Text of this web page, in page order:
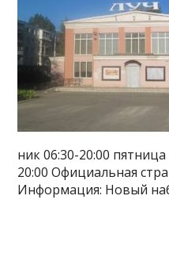
ник 06:30-20:00 пятница
20:00 Официальная
Информация: Новый